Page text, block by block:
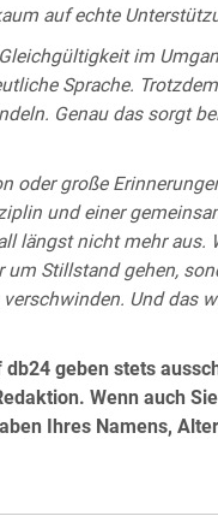
auf echte
im
Sprache.
Genau das sorgt
oder große
und einer
längst nicht mehr aus.
Stillstand gehen,
Und das
geben stets
Wenn auch
Ihres Namens,